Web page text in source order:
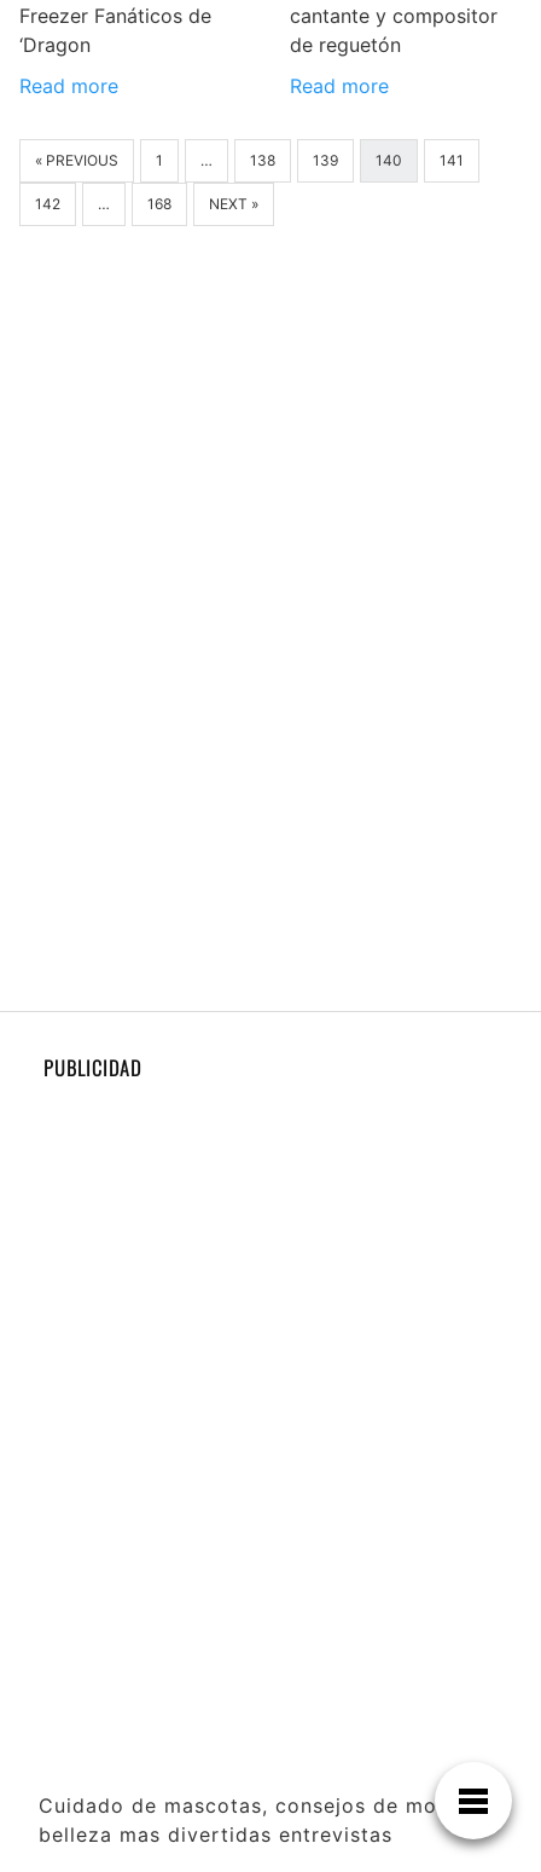
Freezer Fanáticos de
‘Dragon
Read more
cantante y compositor
de reguetón
Read more
« PREVIOUS 1 … 138 139 140 141
142 … 168 NEXT »
PUBLICIDAD
Cuidado de mascotas, consejos de moda y
belleza mas divertidas entrevistas